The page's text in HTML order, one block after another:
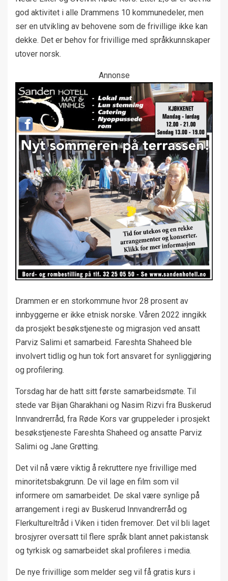
god aktivitet i alle Drammens 10 kommunedeler, men
ser en utvikling av behovene som de frivillige ikke kan
dekke. Det er behov for frivillige med språkkunnskaper
utover norsk.
Annonse
Drammen er en storkommune hvor 28 prosent av
innbyggerne er ikke etnisk norske. Våren 2022 inngikk
da prosjekt besøkstjeneste og migrasjon ved ansatt
Parviz Salimi et samarbeid. Fareshta Shaheed ble
involvert tidlig og hun tok fort ansvaret for synliggjøring
og profilering.
Torsdag har de hatt sitt første samarbeidsmøte. Til
stede var Bijan Gharakhani og Nasim Rizvi fra Buskerud
Innvandrerråd, fra Røde Kors var gruppeleder i prosjekt
besøkstjeneste Fareshta Shaheed og ansatte Parviz
Salimi og Jane Grøtting.
Det vil nå være viktig å rekruttere nye frivillige med
minoritetsbakgrunn. De vil lage en film som vil
informere om samarbeidet. De skal være synlige på
arrangement i regi av Buskerud Innvandrerråd og
Flerkultureltråd i Viken i tiden fremover. Det vil bli laget
brosjyrer oversatt til flere språk blant annet pakistansk
og tyrkisk og samarbeidet skal profileres i media.
De nye frivillige som melder seg vil få gratis kurs i